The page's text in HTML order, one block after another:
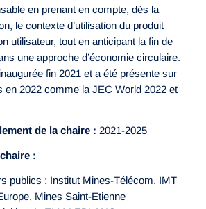
en prenant en compte, dès la
le contexte d’utilisation du produit
utilisateur, tout en anticipant la fin de
une approche d’économie circulaire.
fin 2021 et a été présente sur
en 2022 comme la JEC World 2022 et
de la chaire : 2021-2025
:
publics : Institut Mines-Télécom, IMT
Mines Saint-Etienne